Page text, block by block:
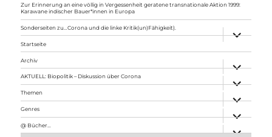
Zur Erinnerung an eine völlig in Vergessenheit geratene transnationale Aktion 1999:
Karawane indischer Bauer*innen in Europa
Sonderseiten zu…Corona und die linke Kritik(un)Fähigkeit).
anzeigen
Startseite
Archiv
anzeigen
AKTUELL: Biopolitik – Diskussion über Corona
anzeigen
Themen
anzeigen
Genres
anzeigen
@ Bücher…